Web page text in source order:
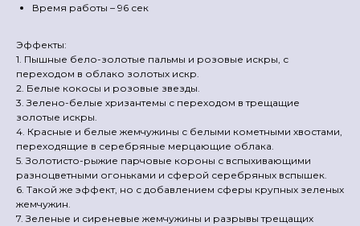
Время работы – 96 сек
Эффекты:
1. Пышные бело-золотые пальмы и розовые искры, с
переходом в облако золотых искр.
2. Белые кокосы и розовые звезды.
3. Зелено-белые хризантемы с переходом в трещащие
золотые искры.
4. Красные и белые жемчужины с белыми кометными хвостами,
переходящие в серебряные мерцающие облака.
5. Золотисто-рыжие парчовые короны с вспыхивающими
разноцветными огоньками и сферой серебряных вспышек.
6. Такой же эффект, но с добавлением сферы крупных зеленых
жемчужин.
7. Зеленые и сиреневые жемчужины и разрывы трещащих